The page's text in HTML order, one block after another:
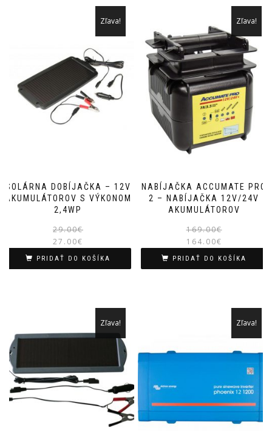
SOLÁRNA DOBÍJAČKA – 12V
AKUMULÁTOROV S VÝKONOM
2,4WP
Zľava!
29.00€
29.00€.
27.00€
27.00€.
PRIDAŤ DO KOŠÍKA
NABÍJAČKA ACCUMATE PRO
2 – NABÍJAČKA 12V/24V
AKUMULÁTOROV
Zľava!
169.00€
164.00€
PRIDAŤ DO KOŠÍKA
Zľava! Zľava!